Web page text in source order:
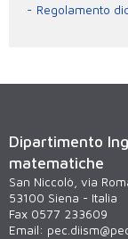
Regolamento
Dipartimento
matematiche
San Niccolò, via
53100 Siena - Italia
Fax 0577 233609
Email: